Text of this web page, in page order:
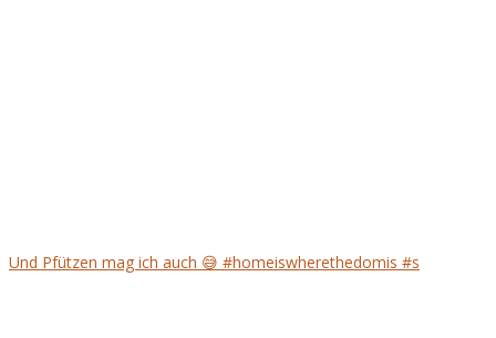
Und Pfützen mag ich auch 😅 #homeiswherethedomis #s